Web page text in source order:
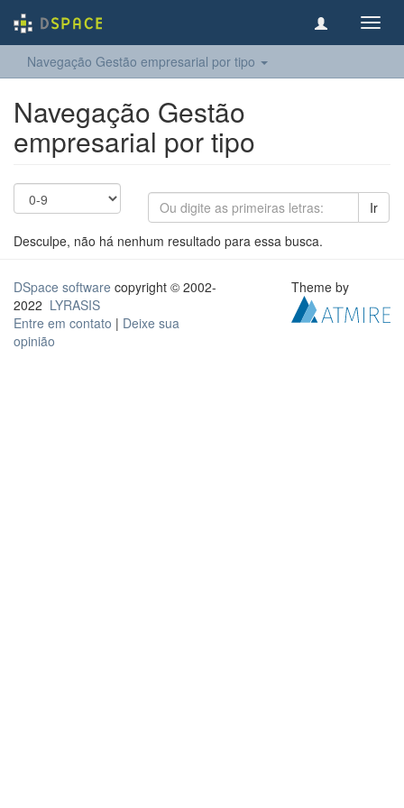
Navegação Gestão empresarial por tipo
Navegação Gestão
empresarial por tipo
Ir
Desculpe, não há nenhum resultado para essa busca.
DSpace software copyright © 2002-
2022 LYRASIS
Entre em contato | Deixe sua
opinião
Theme by